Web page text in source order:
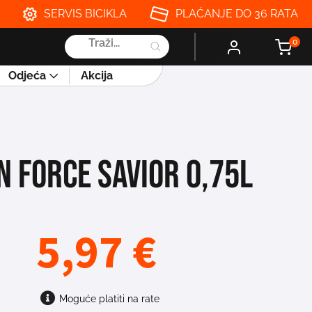
SERVIS BICIKLA PLAĆANJE DO 36 RATA
Products
search
0
Odjeća Akcija
FORCE SAVIOR 0,75L
5,97€
Moguće platiti na rate